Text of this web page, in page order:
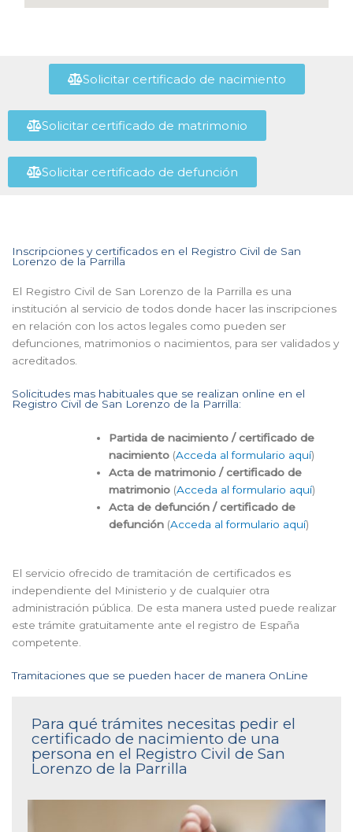
Solicitar certificado de nacimiento
Solicitar certificado de matrimonio
Solicitar certificado de defunción
Inscripciones y certificados en el Registro Civil de San
Lorenzo de la Parrilla
El Registro Civil de San Lorenzo de la Parrilla es una
institución al servicio de todos donde hacer las inscripciones
en relación con los actos legales como pueden ser
defunciones, matrimonios o nacimientos, para ser validados y
acreditados.
Solicitudes mas habituales que se realizan online en el
Registro Civil de San Lorenzo de la Parrilla:
Partida de nacimiento / certificado de
nacimiento (Acceda al formulario aquí)
Acta de matrimonio / certificado de
matrimonio (Acceda al formulario aquí)
Acta de defunción / certificado de
defunción (Acceda al formulario aquí)
El servicio ofrecido de tramitación de certificados es
independiente del Ministerio y de cualquier otra
administración pública. De esta manera usted puede realizar
este trámite gratuitamente ante el registro de España
competente.
Tramitaciones que se pueden hacer de manera OnLine
Para qué trámites necesitas pedir el
certificado de nacimiento de una
persona en el Registro Civil de San
Lorenzo de la Parrilla